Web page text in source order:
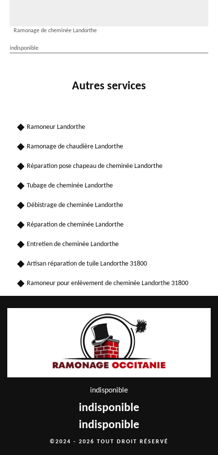
Ramonage de cheminée Landorthe
indisponible
Autres services
Ramoneur Landorthe
Ramonage de chaudière Landorthe
Réparation pose chapeau de cheminée Landorthe
Tubage de cheminée Landorthe
Débistrage de cheminée Landorthe
Réparation de cheminée Landorthe
Entretien de cheminée Landorthe
Artisan réparation de tuile Landorthe 31800
Ramoneur pour enlèvement de cheminée Landorthe 31800
indisponible
indisponible
indisponible
©2024 - 2026 TOUT DROIT RÉSERVÉ